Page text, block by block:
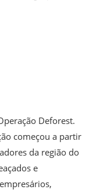
Deforest.
começou a partir
da região do
e